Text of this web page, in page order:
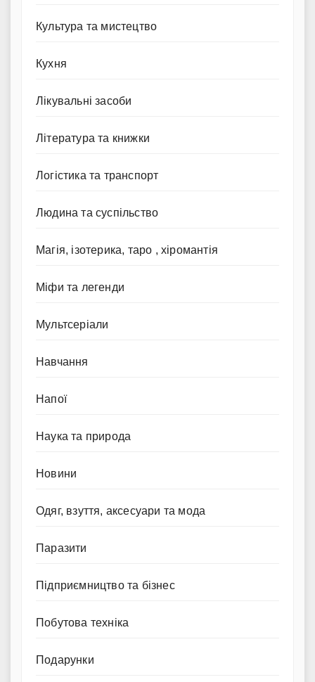
Культура та мистецтво
Кухня
Лікувальні засоби
Література та книжки
Логістика та транспорт
Людина та суспільство
Магія, ізотерика, таро , хіромантія
Міфи та легенди
Мультсеріали
Навчання
Напої
Наука та природа
Новини
Одяг, взуття, аксесуари та мода
Паразити
Підприємництво та бізнес
Побутова техніка
Подарунки